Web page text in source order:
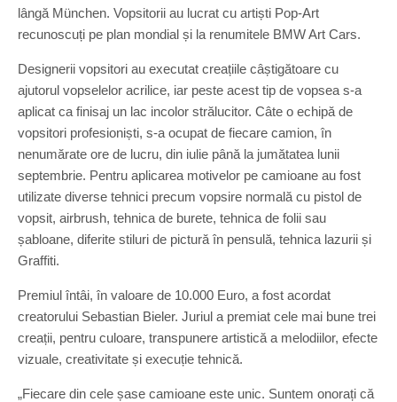
lângă München. Vopsitorii au lucrat cu artiști Pop-Art
recunoscuți pe plan mondial și la renumitele BMW Art Cars.
Designerii vopsitori au executat creațiile câștigătoare cu
ajutorul vopselelor acrilice, iar peste acest tip de vopsea s-a
aplicat ca finisaj un lac incolor strălucitor. Câte o echipă de
vopsitori profesioniști, s-a ocupat de fiecare camion, în
nenumărate ore de lucru, din iulie până la jumătatea lunii
septembrie. Pentru aplicarea motivelor pe camioane au fost
utilizate diverse tehnici precum vopsire normală cu pistol de
vopsit, airbrush, tehnica de burete, tehnica de folii sau
șabloane, diferite stiluri de pictură în pensulă, tehnica lazurii și
Graffiti.
Premiul întâi, în valoare de 10.000 Euro, a fost acordat
creatorului Sebastian Bieler. Juriul a premiat cele mai bune trei
creații, pentru culoare, transpunere artistică a melodiilor, efecte
vizuale, creativitate și execuție tehnică.
„Fiecare din cele șase camioane este unic. Suntem onorați că